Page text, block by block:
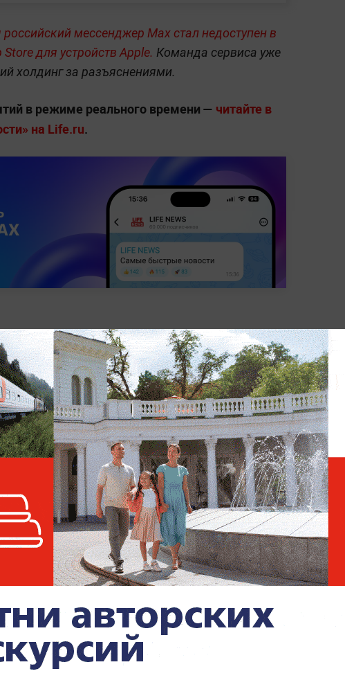
мессенджер Max стал недоступен в
для устройств Apple. Команда сервиса уже
холдинг за разъяснениями.
в режиме реального времени — читайте в
на Life.ru.
МИНЦИФРЫ РФ ОБЩЕСТВО